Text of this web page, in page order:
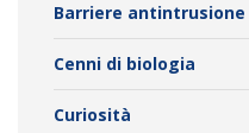
Barriere antintrusione
Cenni di biologia
Curiosità